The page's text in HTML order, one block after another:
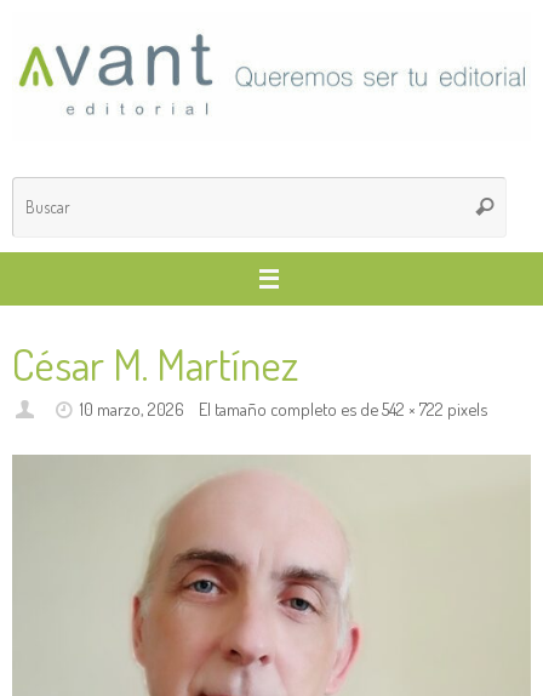
contenido
Buscar
César M. Martínez
10 marzo, 2026 El tamaño completo es de542 × 722 pixels